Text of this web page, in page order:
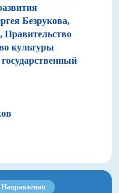
Безрукова,
Правительство
культуры
Направления